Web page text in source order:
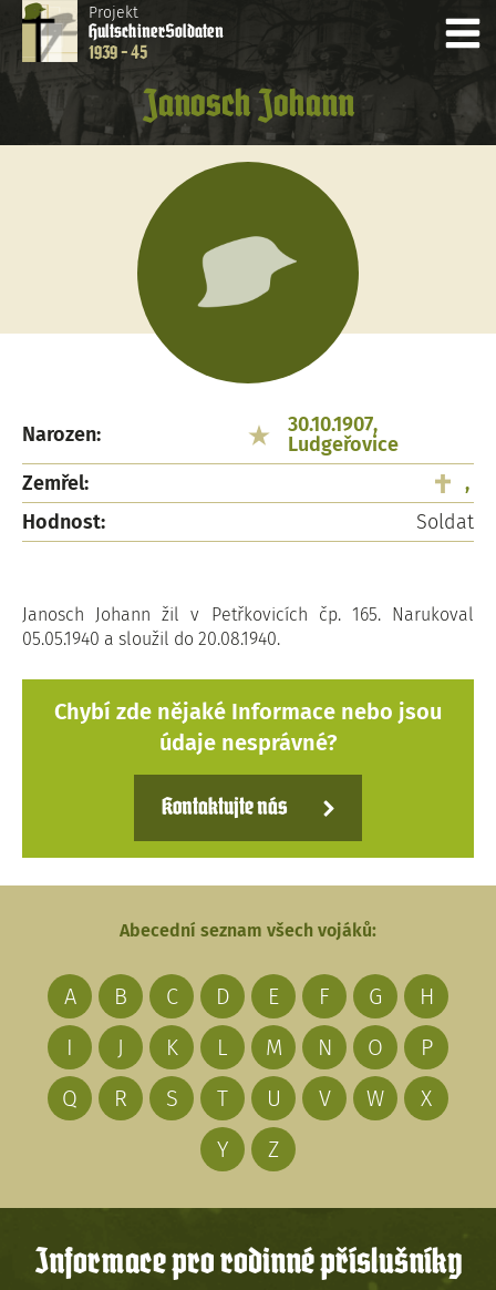
Projekt
HultschinerSoldaten
1939 - 45
Janosch Johann
Narozen:
30.10.1907,
Ludgeřovice
Zemřel:
,
Hodnost:
Soldat
Janosch Johann žil v Petřkovicích čp. 165. Narukoval
05.05.1940 a sloužil do 20.08.1940.
Chybí zde nějaké Informace nebo jsou
údaje nesprávné?
Kontaktujte nás
Abecední seznam všech vojáků:
A B C D E F G
H
I
J K L M N O
P
Q
R S T U V W
X
Y
Z
Informace pro rodinné příslušníky